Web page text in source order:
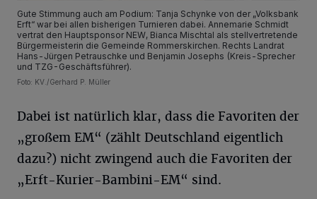
Gute Stimmung auch am Podium: Tanja Schynke von der „Volksbank
Erft“ war bei allen bisherigen Turnieren dabei. Annemarie Schmidt
vertrat den Hauptsponsor NEW, Bianca Mischtal als stellvertretende
Bürgermeisterin die Gemeinde Rommerskirchen. Rechts Landrat
Hans-Jürgen Petrauschke und Benjamin Josephs (Kreis-Sprecher
und TZG-Geschäftsführer).
Foto: KV./Gerhard P. Müller
Dabei ist natürlich klar, dass die Favoriten der
„großem EM“ (zählt Deutschland eigentlich
dazu?) nicht zwingend auch die Favoriten der
„Erft-Kurier-Bambini-EM“ sind.